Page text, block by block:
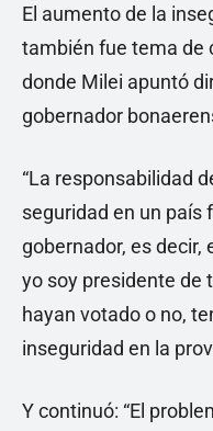
El aumento de la
también fue tema de
donde Milei apuntó
gobernador
“La responsabilidad
seguridad en un país
gobernador, es decir,
yo soy presidente de
hayan votado o no,
inseguridad en la
Y continuó: “El